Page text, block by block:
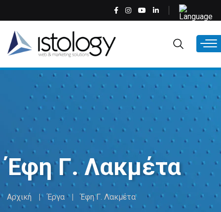
κυρίως
περιεχόμενο
Select
your
Έφη Γ. Λακμέτα
Αρχική Έργα Έφη Γ. Λακμέτα